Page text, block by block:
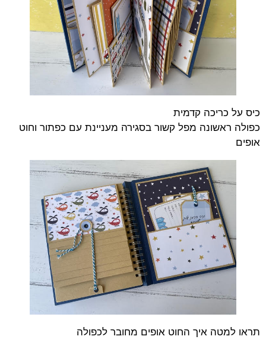
כיס על כריכה קדמית
כפולה ראשונה מפל קשור בסגירה מעניינת עם כפתור וחוט
אופים
תראו למטה איך החוט אופים מחובר לכפולה